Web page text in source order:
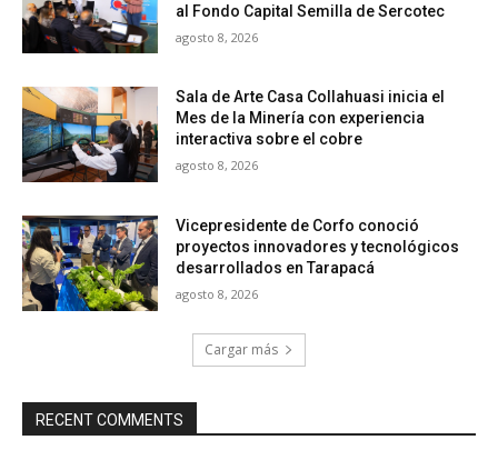
al Fondo Capital Semilla de Sercotec
agosto 8, 2026
Sala de Arte Casa Collahuasi inicia el
Mes de la Minería con experiencia
interactiva sobre el cobre
agosto 8, 2026
Vicepresidente de Corfo conoció
proyectos innovadores y tecnológicos
desarrollados en Tarapacá
agosto 8, 2026
Cargar más
RECENT COMMENTS